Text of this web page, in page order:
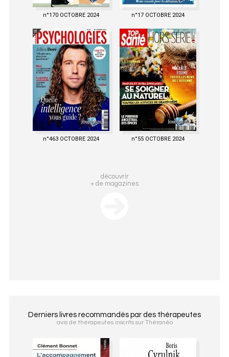
n°170 OCTOBRE 2024 n°17 OCTOBRE 2024
n°463 OCTOBRE 2024 n°55 OCTOBRE 2024
découvrir
+ de magazines
Derniers livres recommandés par des thérapeutes
avis de thérapeutes inscrits sur Théranéo